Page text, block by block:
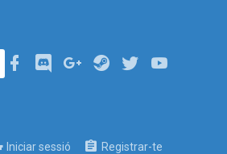
Iniciar sessió Registrar-te